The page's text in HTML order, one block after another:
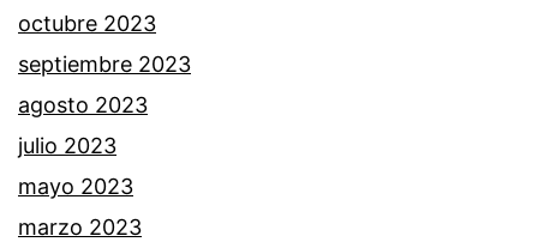
octubre 2023
septiembre 2023
agosto 2023
julio 2023
mayo 2023
marzo 2023